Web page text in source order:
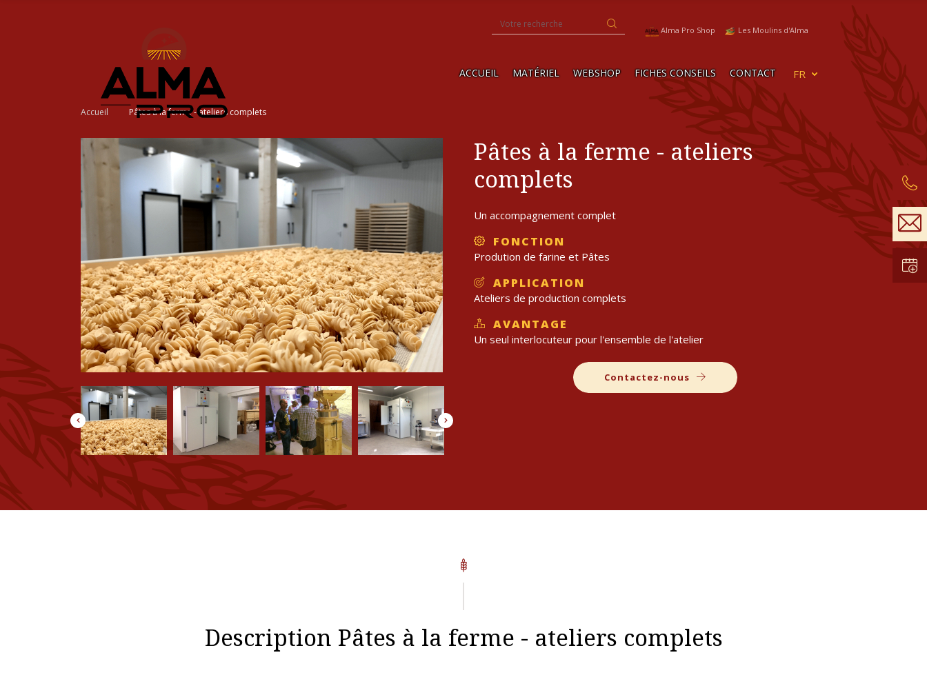
ACCUEIL MATÉRIEL WEBSHOP FICHES CONSEILS CONTACT
Alma Pro Shop Les Moulins d'Alma
Accueil Pâtes à la ferme - ateliers complets
Pâtes à la ferme - ateliers
complets
Un accompagnement complet
FONCTION
Prodution de farine et Pâtes
APPLICATION
Ateliers de production complets
AVANTAGE
Un seul interlocuteur pour l'ensemble de l'atelier
Contactez-nous
Description Pâtes à la ferme - ateliers complets